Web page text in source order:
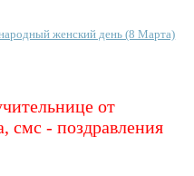
женский день (8 Марта)
от
смс - поздравления